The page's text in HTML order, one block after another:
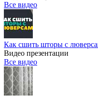
Все видео
Как сшить шторы с
Видео презентации
Все видео